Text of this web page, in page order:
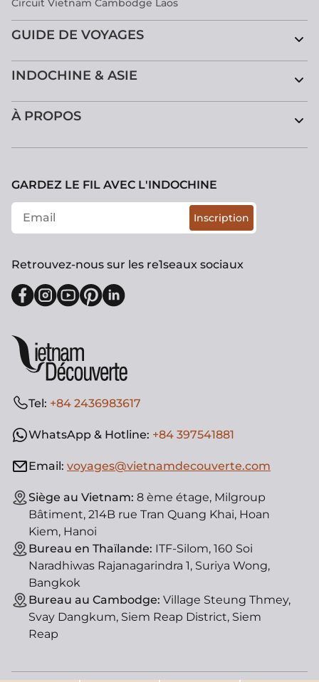
Circuit Vietnam Cambodge Laos
GUIDE DE VOYAGES
INDOCHINE & ASIE
À PROPOS
Tel: +84 2436983617
WhatsApp & Hotline: +84 397541881
Email: voyages@vietnamdecouverte.com
Siège au Vietnam: 8 ème étage, Milgroup
Bâtiment, 214B rue Tran Quang Khai, Hoan
Kiem, Hanoi
Bureau en Thaïlande: ITF-Silom, 160 Soi
Naradhiwas Rajanagarindra 1, Suriya Wong,
Bangkok
Bureau au Cambodge: Village Steung Thmey,
Svay Dangkum, Siem Reap District, Siem
Reap
GARDEZ LE FIL AVEC L'INDOCHINE
Inscription
Retrouvez-nous sur les re1seaux sociaux